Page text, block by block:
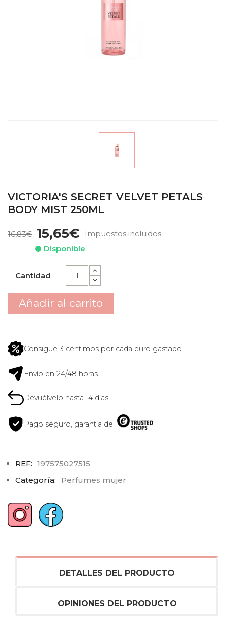
VICTORIA'S SECRET VELVET PETALS
BODY MIST 250ML
16,83€ 15,65€
Impuestos incluidos
Disponible
Cantidad
Añadir al carrito
Consigue 3 céntimos por cada euro gastado
Envío en 24/48 horas
Devuélvelo hasta 14 días
Pago seguro, garantía de
REF: 197575027515
Categoría:
Perfumes mujer
DETALLES DEL PRODUCTO
OPINIONES DEL PRODUCTO